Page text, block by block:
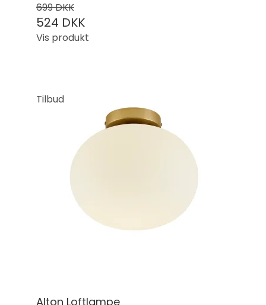
699 DKK
524 DKK
Vis produkt
Tilbud
Alton Loftlampe